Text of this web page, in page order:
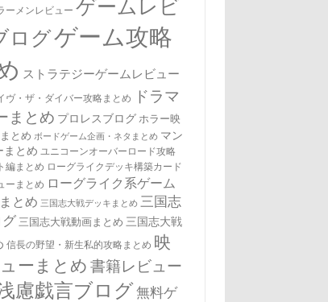
ーメンレビュー ゲームレビ
ログゲーム攻略
ストラテジーゲームレビュー
ヴ・ザ・ダイバー攻略まとめ
ドラマ
まとめ プロレスブログ ホラー映
とめ ボードゲーム企画・ネタまとめ マン
まとめ ユニコーンオーバーロード攻略
編まとめ ローグライクデッキ構築カード
ーまとめ ローグライク系ゲーム
とめ 三国志大戦デッキまとめ 三国志
三国志大戦動画まとめ 三国志大戦
信長の野望・新生私的攻略まとめ 映
ーまとめ 書籍レビュー
慮戯言ブログ無料ゲ